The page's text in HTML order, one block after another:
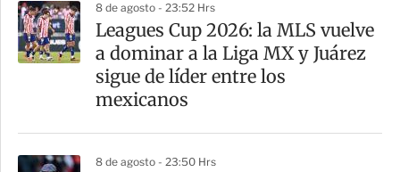
a
r
t
8 de agosto - 23:52 Hrs
Leagues Cup 2026: la MLS vuelve
a dominar a la Liga MX y Juárez
sigue de líder entre los
mexicanos
8 de agosto - 23:50 Hrs